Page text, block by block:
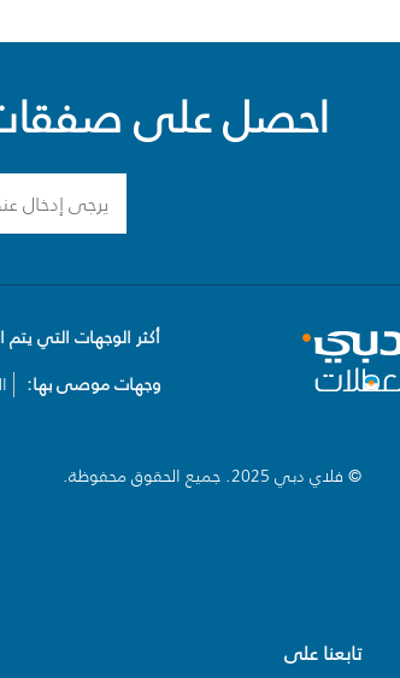
احصل على صفقات
أكثر الوجهات التي يتم
وجهات موصى بها:
© فلاي دبي 2025. جميع الحقوق محفوظة.
تابعنا على